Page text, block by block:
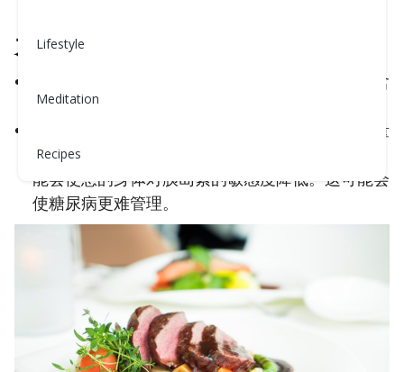
Lifestyle
Meditation
Recipes
为什么要限制红肉？
许多红肉（尤其是加工类如培根或香肠）含
盐量和饱和脂肪较高，这可能使血压更难控制。
红肉不会立刻提高血糖，但如果长时间大量
食用——尤其是脂肪较多或加工过的切块——可
能会使您的身体对胰岛素的敏感度降低。这可能会
使糖尿病更难管理。